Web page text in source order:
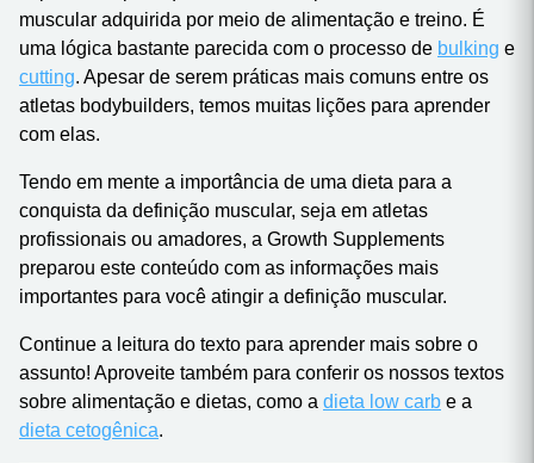
ⓘUse Tab e Shift+Tab para navegar, Enter para ativar e Esc
Indo mais além, as dietas para definição muscular são
importantes para que não ocorra a perda da massa
muscular adquirida por meio de alimentação e treino. É
uma lógica bastante parecida com o processo debulking
cutting. Apesar de serem práticas mais comuns entre os
com elas.
Tendo em mente a importância de uma dieta para a
conquista da definição muscular, seja em atletas
profissionais ou amadores, a Growth Supplements
importantes para você atingir a definição muscular.
Continue a leitura do texto para aprender mais sobre o
assunto! Aproveite também para conferir os nossos textos